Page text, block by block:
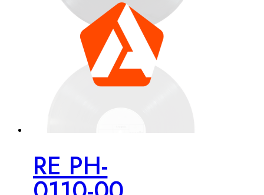
RE PH-